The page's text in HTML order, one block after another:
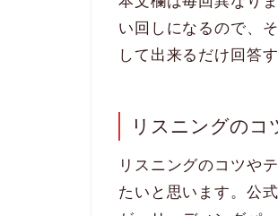
い回しになるので、
して出来るだけ回答
リスニングの
リスニングのコツや
たいと思います。公